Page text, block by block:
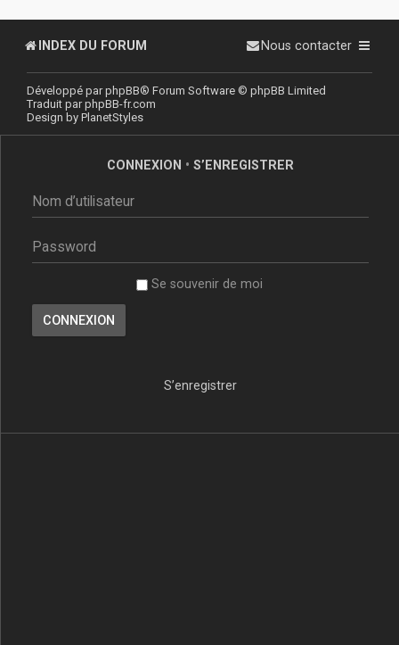
INDEX DU FORUM Nous contacter
Développé parphpBB® Forum Software © phpBB Limited
Traduit parphpBB-fr.com
Design by PlanetStyles
CONNEXION • S’ENREGISTRER
Se souvenir de moi
S’enregistrer